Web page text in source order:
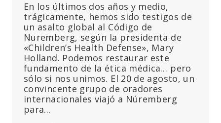
En los últimos dos años y medio,
trágicamente, hemos sido testigos de
un asalto global al Código de
Nuremberg, según la presidenta de
«Children’s Health Defense», Mary
Holland. Podemos restaurar este
fundamento de la ética médica… pero
sólo si nos unimos. El 20 de agosto, un
convincente grupo de oradores
internacionales viajó a Núremberg
para…